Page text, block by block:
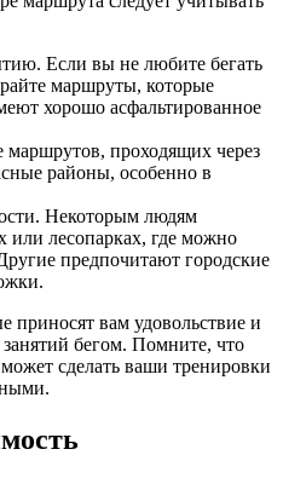
Если вы не любите бегать
маршруты, которые
хорошо асфальтированное
маршрутов, проходящих через
районы, особенно в
Некоторым людям
или лесопарках, где можно
предпочитают городские
вам удовольствие и
бегом. Помните, что
сделать ваши тренировки